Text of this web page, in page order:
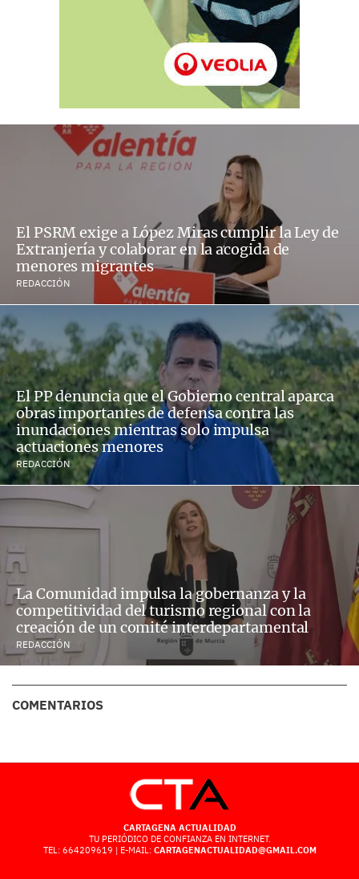
El PSRM exige a López Miras cumplir la Ley de
Extranjería y colaborar en la acogida de
menores migrantes
REDACCIÓN
El PP denuncia que el Gobierno central aparca
obras importantes de defensa contra las
inundaciones mientras solo impulsa
actuaciones menores
REDACCIÓN
La Comunidad impulsa la gobernanza y la
competitividad del turismo regional con la
creación de un comité interdepartamental
REDACCIÓN
COMENTARIOS
CARTAGENA ACTUALIDAD
TU PERIÓDICO DE CONFIANZA EN INTERNET.
TEL: 664209619 | E-MAIL: CARTAGENACTUALIDAD@GMAIL.COM